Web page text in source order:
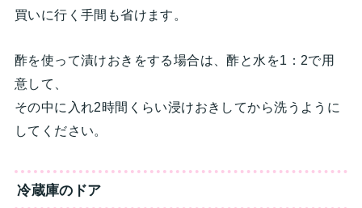
買いに行く手間も省けます。
酢を使って漬けおきをする場合は、酢と水を1：2で用
意して、
その中に入れ2時間くらい浸けおきしてから洗うように
してください。
冷蔵庫のドア